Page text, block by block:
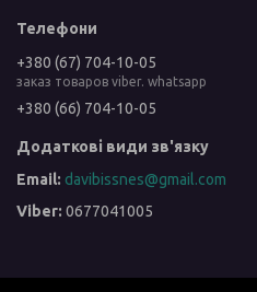
+380 (67) 704-10-05
заказ товаров viber. whatsapp
+380 (66) 704-10-05
davibissnes@gmail.com
0677041005